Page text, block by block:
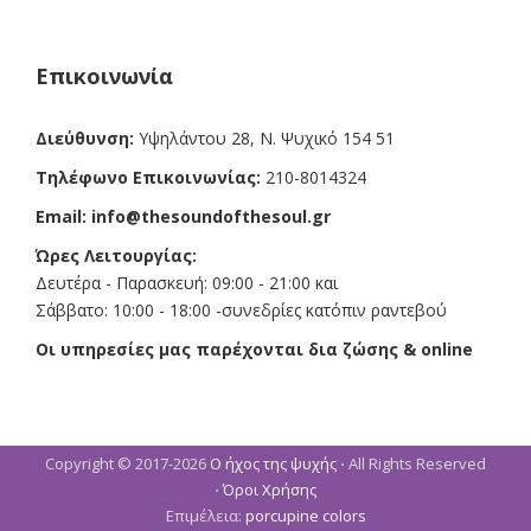
Επικοινωνία
Διεύθυνση: Υψηλάντου 28, Ν. Ψυχικό 154 51
Τηλέφωνο Επικοινωνίας: 210-8014324
Email: info@thesoundofthesoul.gr
Ώρες Λειτουργίας:
Δευτέρα - Παρασκευή: 09:00 - 21:00 και
Σάββατο: 10:00 - 18:00 -συνεδρίες κατόπιν ραντεβού
Οι υπηρεσίες μας παρέχονται δια ζώσης & online
Copyright © 2017-2026 Ο ήχος της ψυχής ⋅ All Rights Reserved
⋅Όροι Χρήσης
Επιμέλεια: porcupine colors